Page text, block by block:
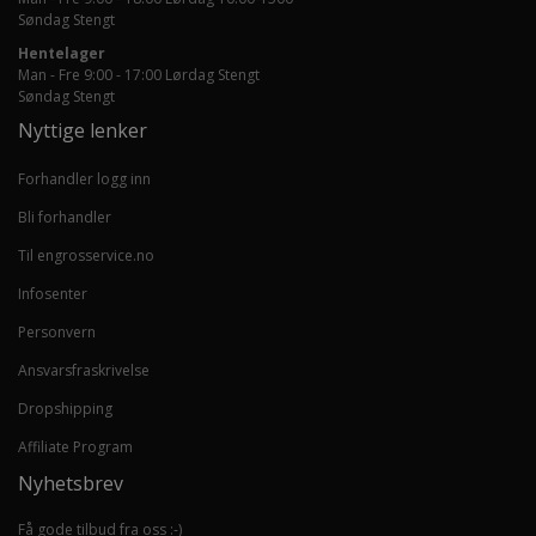
Søndag Stengt
Hentelager
Man - Fre 9:00 - 17:00 Lørdag Stengt
Søndag Stengt
Nyttige lenker
Forhandler logg inn
Bli forhandler
Til engrosservice.no
Infosenter
Personvern
Ansvarsfraskrivelse
Dropshipping
Affiliate Program
Nyhetsbrev
Få gode tilbud fra oss :-)